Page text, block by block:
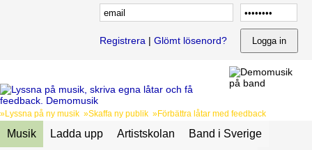
Registrera | Glömt lösenord?
»Lyssna på ny musik »Skaffa ny publik »Förbättra låtar med feedback
Musik Ladda upp Artistskolan Band i Sverige